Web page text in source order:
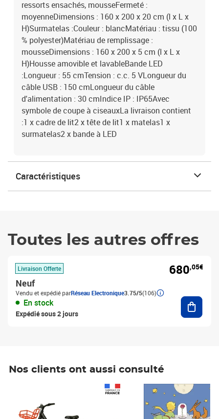
ressorts ensachés, mousseFermeté :
moyenneDimensions : 160 x 200 x 20 cm (l x L x
H)Surmatelas :Couleur : blancMatériau : tissu (100
% polyester)Matériau de remplissage :
mousseDimensions : 160 x 200 x 5 cm (l x L x
H)Housse amovible et lavableBande LED
:Longueur : 55 cmTension : c.c. 5 VLongueur du
câble USB : 150 cmLongueur du câble
d'alimentation : 30 cmIndice IP : IP65Avec
symbole de coupe à ciseauxLa livraison contient
:1 x cadre de lit2 x tête de lit1 x matelas1 x
surmatelas2 x bande à LED
Caractéristiques
Toutes les autres offres
Livraison Offerte
Neuf
Vendu et expédié parRéseau Electronique3.75/5(106)
En stock
Expédié sous 2 jours
680,05€
Nos clients ont aussi consulté
Prix 7,50€